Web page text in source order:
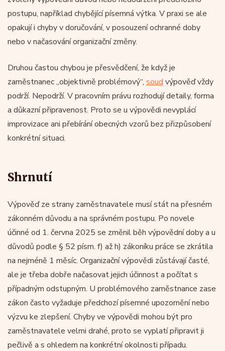
postupu, například chybějící písemná výtka. V praxi se ale
opakují i chyby v doručování, v posouzení ochranné doby
nebo v načasování organizační změny.
Druhou častou chybou je přesvědčení, že když je
zaměstnanec „objektivně problémový“, soud výpověď vždy
podrží. Nepodrží. V pracovním právu rozhodují detaily, forma
a důkazní připravenost. Proto se u výpovědi nevyplácí
improvizace ani přebírání obecných vzorů bez přizpůsobení
konkrétní situaci.
Shrnutí
Výpověď ze strany zaměstnavatele musí stát na přesném
zákonném důvodu a na správném postupu. Po novele
účinné od 1. června 2025 se změnil běh výpovědní doby a u
důvodů podle § 52 písm. f) až h) zákoníku práce se zkrátila
na nejméně 1 měsíc. Organizační výpovědi zůstávají časté,
ale je třeba dobře načasovat jejich účinnost a počítat s
případným odstupným. U problémového zaměstnance zase
zákon často vyžaduje předchozí písemné upozornění nebo
výzvu ke zlepšení. Chyby ve výpovědi mohou být pro
zaměstnavatele velmi drahé, proto se vyplatí připravit ji
pečlivě a s ohledem na konkrétní okolnosti případu.